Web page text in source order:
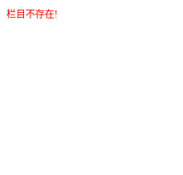
栏目不存在!